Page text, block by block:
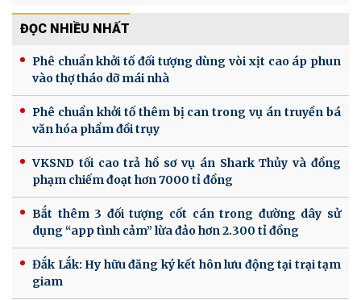
ĐỌC NHIỀU NHẤT
Phê chuẩn khởi tố đối tượng dùng vòi xịt cao áp phun
vào thợ tháo dỡ mái nhà
Phê chuẩn khởi tố thêm bị can trong vụ án truyền bá
văn hóa phẩm đồi trụy
VKSND tối cao trả hồ sơ vụ án Shark Thủy và đồng
phạm chiếm đoạt hơn 7000 tỉ đồng
Bắt thêm 3 đối tượng cốt cán trong đường dây sử
dụng “app tình cảm” lừa đảo hơn 2.300 tỉ đồng
Đắk Lắk: Hy hữu đăng ký kết hôn lưu động tại trại tạm
giam